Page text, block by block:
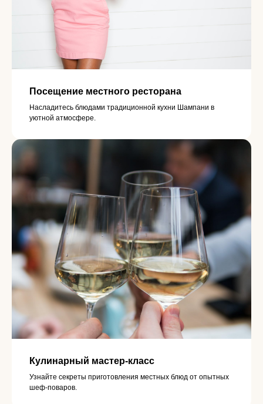
Посещение местного ресторана
Насладитесь блюдами традиционной кухни Шампани в
уютной атмосфере.
Кулинарный мастер-класс
Узнайте секреты приготовления местных блюд от опытных
шеф-поваров.